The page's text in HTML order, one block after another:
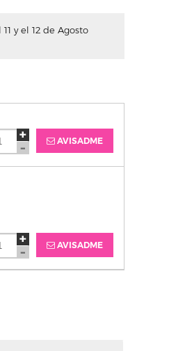
y el 12 de Agosto
AVISADME
AVISADME